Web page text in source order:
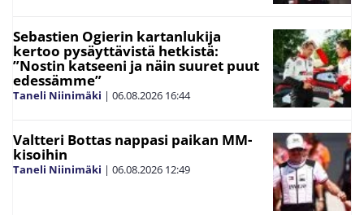
Sebastien Ogierin kartanlukija
kertoo pysäyttävistä hetkistä:
”Nostin katseeni ja näin suuret puut
edessämme”
Taneli Niinimäki | 06.08.2026 16:44
Valtteri Bottas nappasi paikan MM-
kisoihin
Taneli Niinimäki | 06.08.2026 12:49